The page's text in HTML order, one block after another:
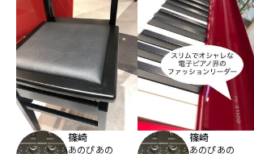
篠崎
あのぴあの
篠崎
あのぴあの